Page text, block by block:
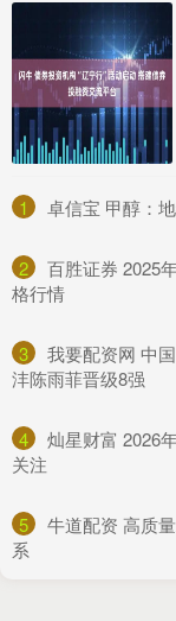
1 卓信宝 甲醇：
2
百胜证券 2025
格行情
3
我要配资网 中
沣陈雨菲晋级8强
4
灿星财富 2026
关注
5
牛道配资 高质
系